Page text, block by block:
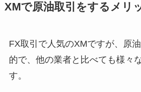
XMで原油取引をするメリ
FX取引で人気のXMですが、原
的で、他の業者と比べても様々
す。